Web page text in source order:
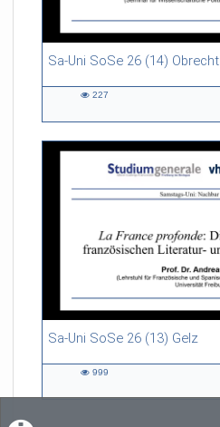
Sa-Uni SoSe 26 (14) Obrecht
46:53 duration
227
Sa-Uni SoSe 26 (13) Gelz
55:13 duration
999